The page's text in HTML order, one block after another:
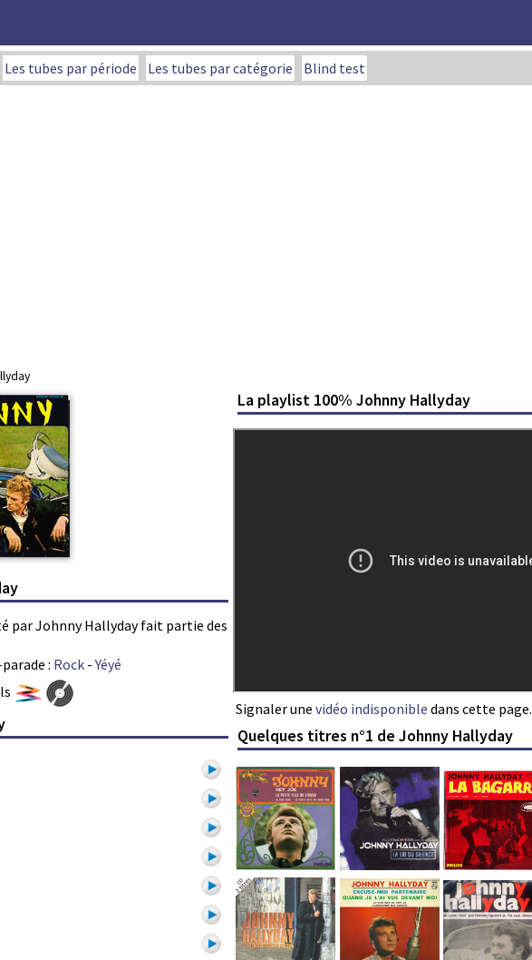
Les tubes par période Les tubes par catégorie Blind test
par Johnny Hallyday fait partie des
: Rock -Yéyé
La playlist 100% Johnny Hallyday
Signaler une vidéo indisponible dans cette page.
Quelques titres n°1 de Johnny Hallyday